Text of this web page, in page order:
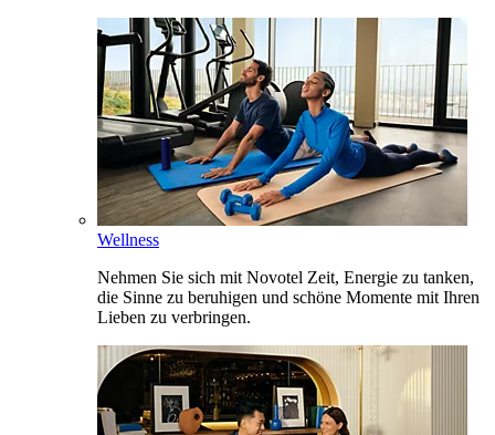
Wellness
Nehmen Sie sich mit Novotel Zeit, Energie zu tanken,
die Sinne zu beruhigen und schöne Momente mit Ihren
Lieben zu verbringen.